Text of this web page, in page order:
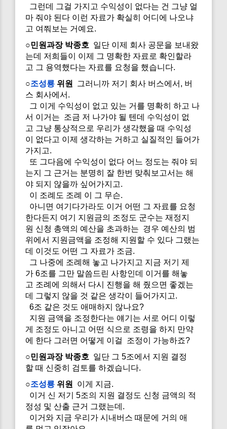
그런데 그걸 가지고 수익성이 없다는 건 그냥 얼
마 줘야 된다 이런 자료가 확실히 어디에 나오냐
고 여쭤보는 거예요.
○민원과장 박종호 일단 이제 회사 공문을 보내왔
는데 저희들이 이제 그 명확한 자료로 확인할라
고 그 용역했다는 자료를 요청을 했습니다.
○조성룡 위원
그러니까 저기 회사 버스에서, 버
스 회사에서.
그 이게 수익성이 없고 있는 거를 명확히 하고 나
서 이거는 조금 저 나가야 될 텐데 수익성이 없
고 그냥 통상적으로 우리가 생각했을 때 수익성
이 없다고 이제 생각하는 거하고 실질적인 들어가
가지고.
또 그다음에 수익성이 없다 어느 정도는 줘야 되
는지 그 근거는 분명히 잘 한번 맞춰보고서는 해
야 되지 않을까 싶어가지고.
이 조례도 조례 이 그 무슨.
아니면 여기다가라도 이거 어떤 그 자료를 요청
한다든지 여기 지원금의 조정도 군수는 재정지
원 신청 총액의 예산을 초과하는 경우 예산의 범
위에서 지원금액을 조정해 지원할 수 있다 그랬는
데 이것도 어떤 그 자료가 조금.
그 나중에 조례해 놓고 나가지고 지금 저기 제
가 6조를 그만 말씀드린 사항인데 이거를 해놓
고 조례에 의해서 다시 진행을 해 줬으면 좋겠는
데 그렇지 않을 것 같은 생각이 들어가지고.
6조 같은 것도 애매하지 않나요?
지원 금액을 조정한다는 얘기는 서로 어디 이렇
게 조정도 아니고 어떤 식으로 조령을 하지 만약
에 한다 그러면 어떻게 이걸 조정이 가능하죠?
○민원과장 박종호 일단 그 5조에서 지원 결정
할 때 신중히 검토를 하겠습니다.
○조성룡 위원
이게 지금.
이거 신 저기 5조의 지원 결정도 신청 금액의 적
정성 및 산출 근거 그랬는데.
이거와 지금 우리가 시내버스 때문에 거의 애